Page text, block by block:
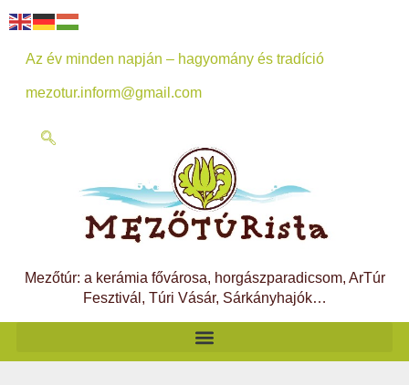
Az év minden napján – hagyomány és tradíció
mezotur.inform@gmail.com
Mezőtúr: a kerámia fővárosa, horgászparadicsom, ArTúr
Fesztivál, Túri Vásár, Sárkányhajók…